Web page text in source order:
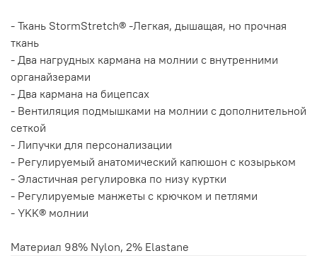
- Ткань StormStretch® -Легкая, дышащая, но прочная
ткань
- Два нагрудных кармана на молнии с внутренними
органайзерами
- Два кармана на бицепсах
- Вентиляция подмышками на молнии с дополнительной
сеткой
- Липучки для персонализации
- Регулируемый анатомический капюшон с козырьком
- Эластичная регулировка по низу куртки
- Регулируемые манжеты с крючком и петлями
- YKK® молнии
Материал 98% Nylon, 2% Elastane